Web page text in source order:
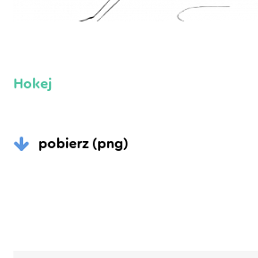
Hokej
pobierz (png)